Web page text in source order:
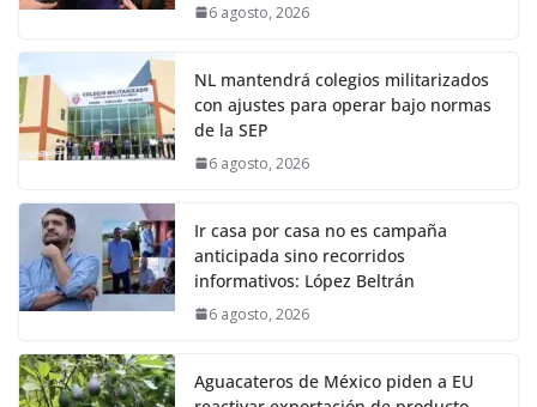
6 agosto, 2026
NL mantendrá colegios militarizados
con ajustes para operar bajo normas
de la SEP
6 agosto, 2026
Ir casa por casa no es campaña
anticipada sino recorridos
informativos: López Beltrán
6 agosto, 2026
Aguacateros de México piden a EU